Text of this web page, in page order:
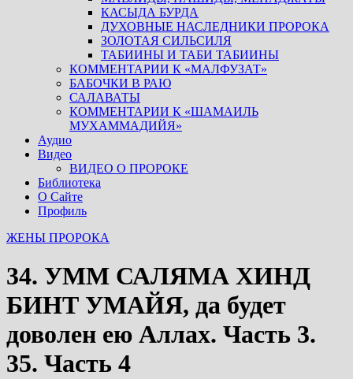
КАСЫДА БУРДА
ДУХОВНЫЕ НАСЛЕДНИКИ ПРОРОКА
ЗОЛОТАЯ СИЛЬСИЛЯ
ТАБИИНЫ И ТАБИ ТАБИИНЫ
КОММЕНТАРИИ К «МАЛФУЗАТ»
БАБОЧКИ В РАЮ
САЛАВАТЫ
КОММЕНТАРИИ К «ШАМАИЛЬ
МУХАММАДИЙЯ»
Аудио
Видео
ВИДЕО О ПРОРОКЕ
Библиотека
О Сайте
Профиль
ЖЕНЫ ПРОРОКА
34. УММ САЛЯМА ХИНД
БИНТ УМАЙЯ, да будет
доволен ею Аллах. Часть 3.
35. Часть 4